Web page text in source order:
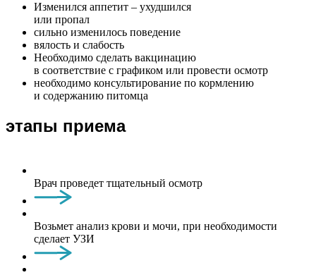
Изменился аппетит – ухудшился
или пропал
сильно изменилось поведение
вялость и слабость
Необходимо сделать вакцинацию
в соответствие с графиком или провести осмотр
необходимо консультирование по кормлению
и содержанию питомца
этапы приема
Врач проведет тщательный осмотр
Возьмет анализ крови и мочи, при необходимости
сделает УЗИ